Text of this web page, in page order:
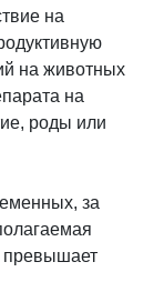
на
на животных
на
роды или
за
превышает